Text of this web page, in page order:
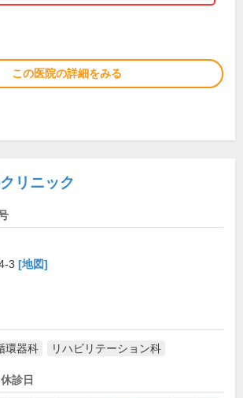
この医院の詳細をみる
リニック
3 [地図]
環器科 リハビリテーション科
診日